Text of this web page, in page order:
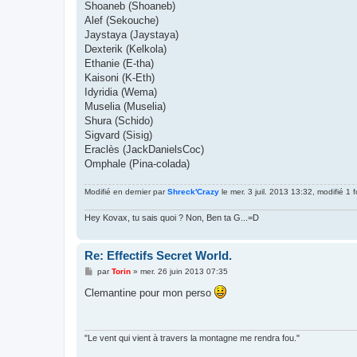
Shoaneb (Shoaneb)
Alef (Sekouche)
Jaystaya (Jaystaya)
Dexterik (Kelkola)
Ethanie (E-tha)
Kaisoni (K-Eth)
Idyridia (Wema)
Muselia (Muselia)
Shura (Schido)
Sigvard (Sisig)
Eraclès (JackDanielsCoc)
Omphale (Pina-colada)
Modifié en dernier parShreck'Crazy le mer. 3 juil. 2013 13:32, modifié 1
Hey Kovax, tu sais quoi ? Non, Ben ta G...=D
Re: Effectifs Secret World.
M
s
s
parTorin» mer. 26 juin 2013 07:35
Clemantine pour mon perso
"Le vent qui vient à travers la montagne me rendra fou."